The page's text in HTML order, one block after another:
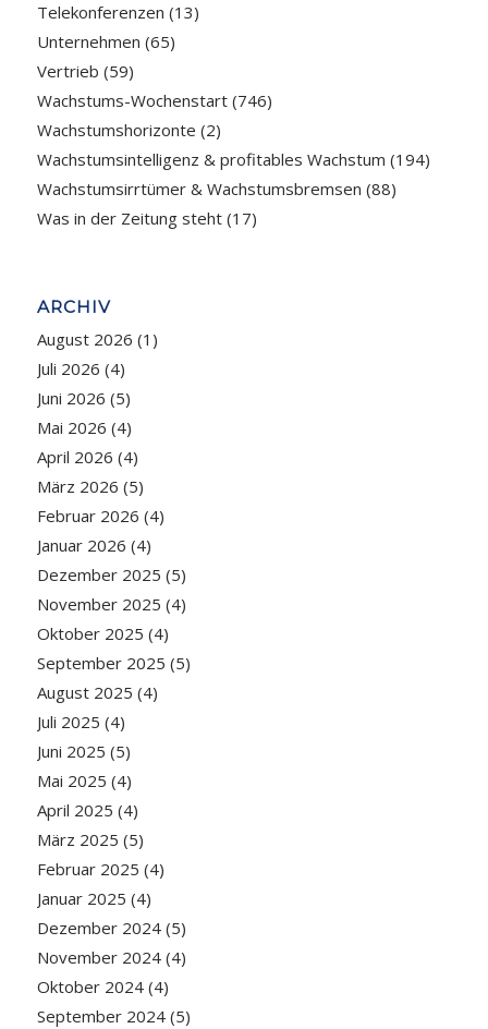
Telekonferenzen (13)
Unternehmen (65)
Vertrieb (59)
Wachstums-Wochenstart(746)
Wachstumshorizonte (2)
Wachstumsintelligenz & profitables Wachstum (194)
Wachstumsirrtümer & Wachstumsbremsen (88)
Was in der Zeitung steht(17)
ARCHIV
August 2026 (1)
Juli 2026 (4)
Juni 2026 (5)
Mai 2026 (4)
April 2026 (4)
März 2026 (5)
Februar 2026 (4)
Januar 2026 (4)
Dezember 2025 (5)
November 2025 (4)
Oktober 2025 (4)
September 2025 (5)
August 2025 (4)
Juli 2025 (4)
Juni 2025 (5)
Mai 2025 (4)
April 2025 (4)
März 2025 (5)
Februar 2025 (4)
Januar 2025 (4)
Dezember 2024(5)
November 2024(4)
Oktober 2024(4)
September 2024(5)